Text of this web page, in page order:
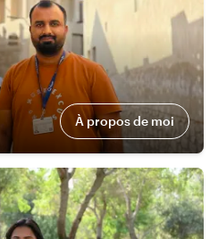
À propos de moi